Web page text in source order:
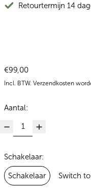
Retourtermijn 14
Normale prijs
€99,00
Incl. BTW. Verzendkosten
Aantal:
Schakelaar:
Schakelaar Switch